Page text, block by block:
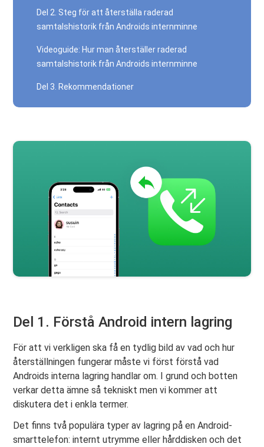
Del 2. Steg för att återställa raderad
samtalshistorik från Androids internminne
Videoguide: Hur man återställer raderad
samtalshistorik från Androids internminne
Del 3. Rekommendationer
Del 1. Förstå Android intern lagring
För att vi verkligen ska få en tydlig bild av vad och hur
återställningen fungerar måste vi först förstå vad
Androids interna lagring handlar om. I grund och botten
verkar detta ämne så tekniskt men vi kommer att
diskutera det i enkla termer.
Det finns två populära typer av lagring på en Android-
smarttelefon: internt utrymme eller hårddisken och det